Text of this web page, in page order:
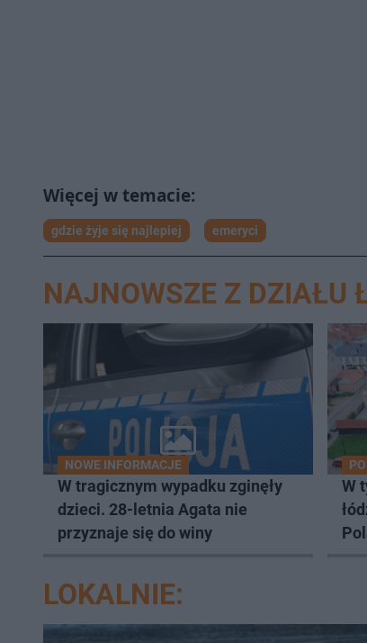
gdzie żyje się najlepiej emeryci
NAJNOWSZE Z DZIAŁU
NOWE INFORMACJE
W tragicznym wypadku zginęły
dzieci. 28-letnia Agata nie
przyznaje się do winy
W
LOKALNIE: